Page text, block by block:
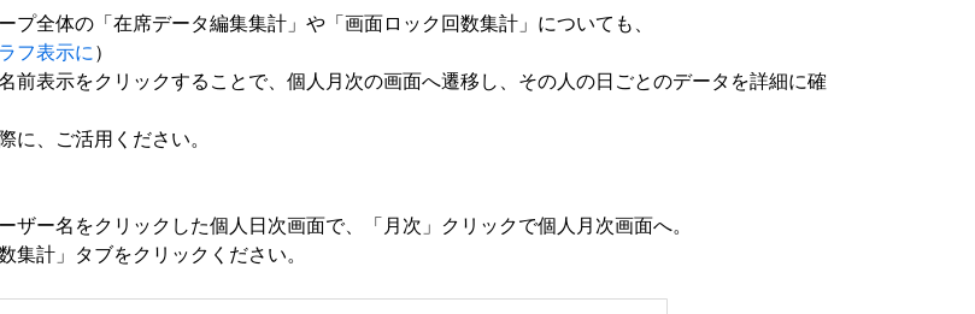
全体の「在席データ編集集計」や「画面ロック回数集計」についても、
フ表示に ）
前表示をクリックすることで、個人月次の画面へ遷移し、その人の日ごとのデータを詳細に確
に、ご活用ください。
ー名をクリックした個人日次画面で、「月次」クリックで個人月次画面へ。
集計」タブをクリックください。